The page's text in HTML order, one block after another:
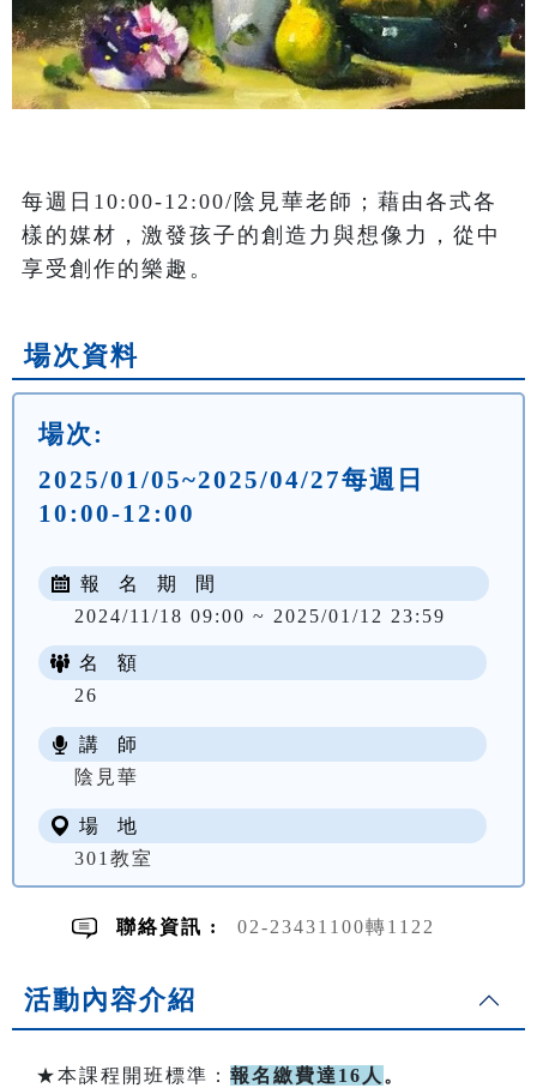
每週日10:00-12:00/陰見華老師；藉由各式各
樣的媒材，激發孩子的創造力與想像力，從中
享受創作的樂趣。
場次資料
場次:
2025/01/05~2025/04/27每週日
10:00-12:00
報 名 期 間
2024/11/18 09:00 ~ 2025/01/12 23:59
名 額
26
講 師
陰見華
場 地
301教室
聯絡資訊 : 02-23431100轉1122
活動內容介紹
★本課程開班標準： 報名繳費達16人 。